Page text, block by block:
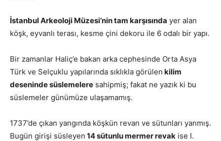
İstanbul Arkeoloji Müzesi’nin tam karşısında yer alan
köşk, eyvanlı terası, kesme çini dekoru ile 6 odalı bir yapı.
Bir zamanlar Haliç’e bakan arka cephesinde Orta Asya
Türk ve Selçuklu yapılarında sıklıkla görülen kilim
deseninde süslemelere sahipmiş; fakat ne yazık ki bu
süslemeler günümüze ulaşamamış.
1737’de çıkan yangında köşkün revan ve sütunları yanmış.
Bugün girişi süsleyen 14 sütunlu mermer revak ise I.